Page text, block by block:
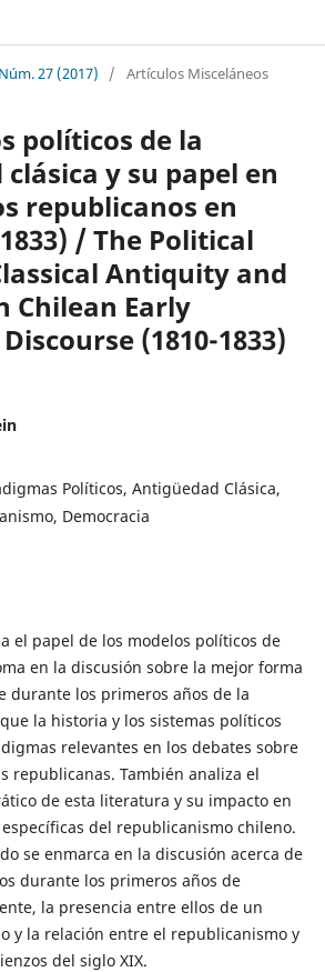
Núm. 27 (2017) / Artículos Misceláneos
políticos de la
y su papel en
republicanos en
/ The Political
Antiquity and
Chilean Early
(1810-1833)
Políticos, Antigüedad Clásica,
Democracia
el papel de los modelos políticos de
en la discusión sobre la mejor forma
durante los primeros años de la
la historia y los sistemas políticos
relevantes en los debates sobre
republicanas. También analiza el
de esta literatura y su impacto en
del republicanismo chileno.
se enmarca en la discusión acerca de
durante los primeros años de
la presencia entre ellos de un
y la relación entre el republicanismo y
del siglo XIX.